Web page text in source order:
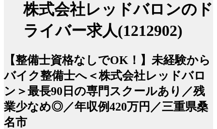
株式会社レッドバロンのド
ライバー求人(1212902)
【整備士資格なしでOK！】未経験から
バイク整備士へ＜株式会社レッドバロ
ン＞最長90日の専門スクールあり／残
業少なめ◎／年収例420万円／三重県桑
名市